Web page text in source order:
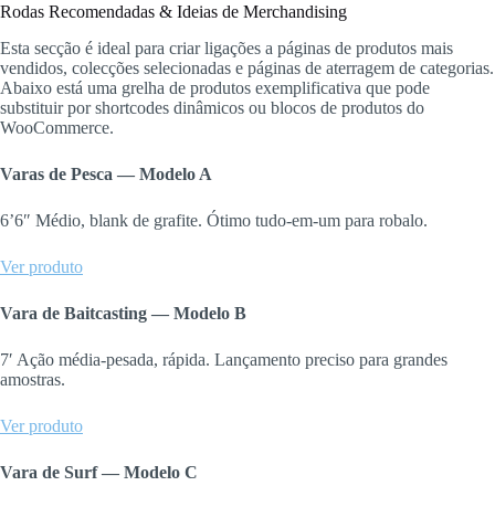
Rodas Recomendadas & Ideias de Merchandising
Esta secção é ideal para criar ligações a páginas de produtos mais
vendidos, colecções selecionadas e páginas de aterragem de categorias.
Abaixo está uma grelha de produtos exemplificativa que pode
substituir por shortcodes dinâmicos ou blocos de produtos do
WooCommerce.
Varas de Pesca — Modelo A
6’6″ Médio, blank de grafite. Ótimo tudo-em-um para robalo.
Ver produto
Vara de Baitcasting — Modelo B
7′ Ação média-pesada, rápida. Lançamento preciso para grandes
amostras.
Ver produto
Vara de Surf — Modelo C